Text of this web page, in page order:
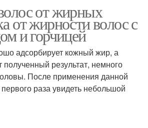
от жирных
от жирности волос с
и горчицей
адсорбирует кожный жир, а
полученный результат, немного
После применения данной
раза увидеть небольшой